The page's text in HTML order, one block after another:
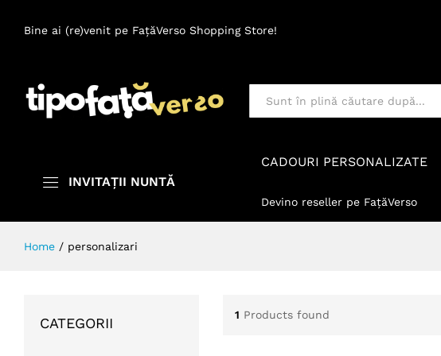
Bine ai (re)venit pe FațăVerso Shopping Store!
Toate
INVITAȚII NUNTĂ
CADOURI PERSONALIZATE
Devino reseller pe FațăVerso
Home / personalizari
1 Products found
CATEGORII